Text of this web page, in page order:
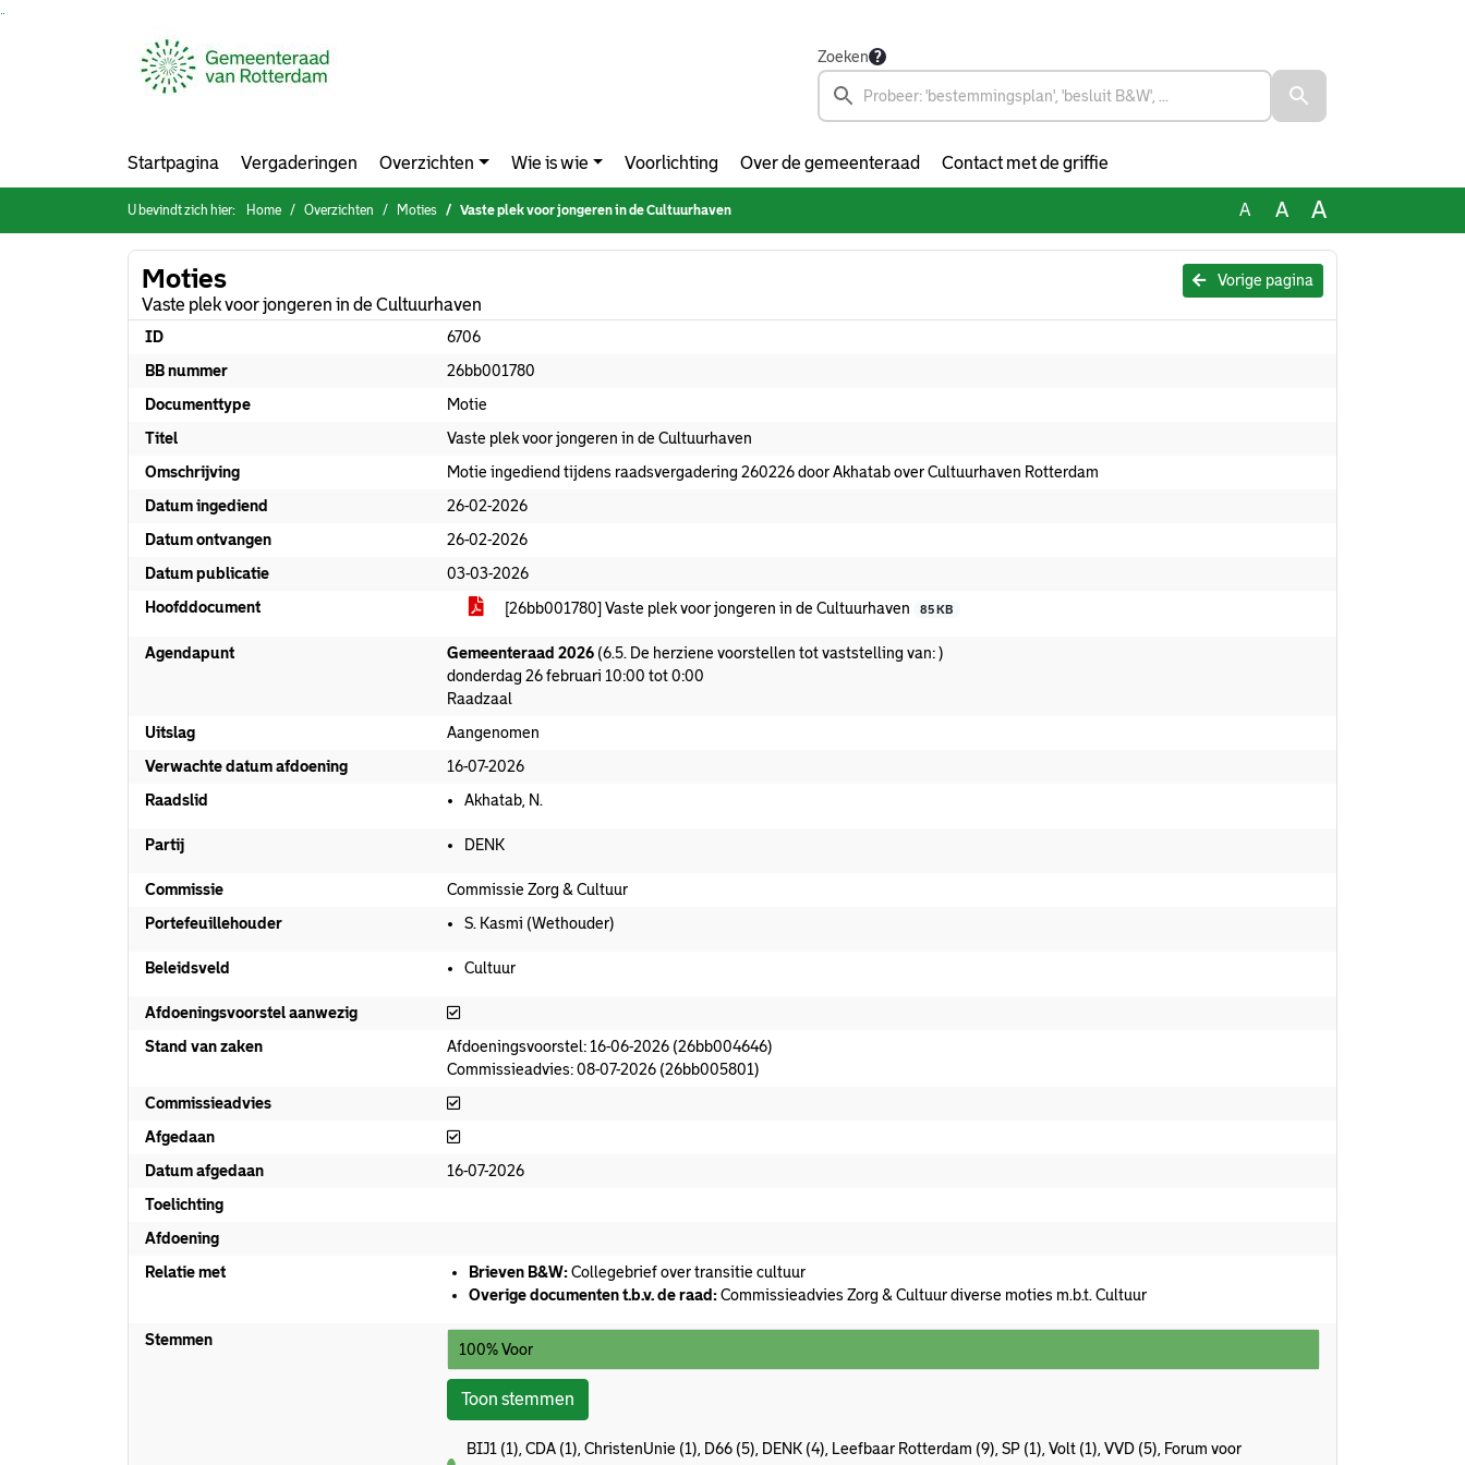
Zoeken
Startpagina Vergaderingen Overzichten Wie is wie Voorlichting Over de gemeenteraad Contact met de griffie
U bevindt zich hier: Home Overzichten Moties Vaste plek voor jongeren in de Cultuurhaven A A A
Vorige pagina
Moties
Vaste plek voor jongeren in de Cultuurhaven
ID
6706
BB nummer
26bb001780
Documenttype
Motie
Titel
Vaste plek voor jongeren in de Cultuurhaven
Omschrijving
Motie ingediend tijdens raadsvergadering 260226 door Akhatab over Cultuurhaven Rotterdam
Datum ingediend
26-02-2026
Datum ontvangen
26-02-2026
Datum publicatie
03-03-2026
Hoofddocument
[26bb001780] Vaste plek voor jongeren in de Cultuurhaven 85 KB
Agendapunt Gemeenteraad 2026 (6.5. De herziene voorstellen tot vaststelling van: )
donderdag 26 februari 10:00 tot 0:00
Raadzaal
Uitslag
Aangenomen
Verwachte datum afdoening
16-07-2026
Raadslid
Akhatab, N.
Partij DENK
Commissie
Commissie Zorg & Cultuur
Portefeuillehouder
S. Kasmi (Wethouder)
Beleidsveld Cultuur
Afdoeningsvoorstel aanwezig
Afdoeningsvoorstel aanwezig
Stand van zaken
Afdoeningsvoorstel: 16-06-2026 (26bb004646)
Commissieadvies: 08-07-2026 (26bb005801)
Commissieadvies
Commissieadvies
Afgedaan
Afgedaan
Datum afgedaan
16-07-2026
Toelichting
Afdoening
Relatie met
Brieven B&W:Collegebrief over transitie cultuur
Overige documenten t.b.v. de raad:Commissieadvies Zorg & Cultuur diverse moties m.b.t. Cultuur
Stemmen
100% Voor
Toon stemmen
BIJ1 (1), CDA (1), ChristenUnie (1), D66 (5), DENK (4), Leefbaar Rotterdam (9), SP (1), Volt (1), VVD (5), Forum voor